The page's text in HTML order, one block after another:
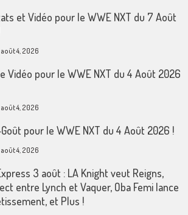
et Vidéo pour le WWE NXT du 7 Août
août 4, 2026
Vidéo pour le WWE NXT du 4 Août 2026
août 4, 2026
pour le WWE NXT du 4 Août 2026 !
août 4, 2026
3 août : LA Knight veut Reigns,
entre Lynch et Vaquer, Oba Femi lance
et Plus !